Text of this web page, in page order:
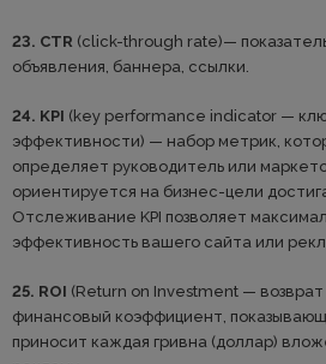
23. CTR (click-through rate)—
объявления, баннера, ссылки.
24. KPI (key performance indicator —
эффективности) — набор метрик,
определяет руководитель или
ориентируется на бизнес-цели
Отслеживание KPI позволяет
эффективность вашего сайта или
25. ROI (Return on Investment —
финансовый коэффициент,
приносит каждая гривна (доллар)